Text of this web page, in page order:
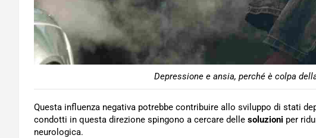
Depressione e ansia, perché è colpa
Questa influenza negativa potrebbe contribuire allo sviluppo di stati
condotti in questa direzione spingono a cercare delle soluzioni per
neurologica.